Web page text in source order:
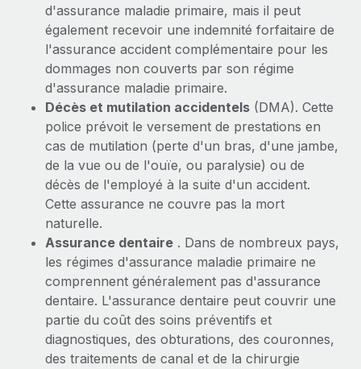
Comment Phiture gère ses 55 employés
répartis dans 19 pays grâce à Remote
Phiture, un leader notable du conseil en matière de
croissance mobile internationale, encourage les...
En savoir plus
d'assurance maladie primaire, mais il peut
également recevoir une indemnité forfaitaire de
l'assurance accident complémentaire pour les
dommages non couverts par son régime
d'assurance maladie primaire.
Décès et mutilation accidentels (DMA). Cette
police prévoit le versement de prestations en
cas de mutilation (perte d'un bras, d'une jambe,
de la vue ou de l'ouïe, ou paralysie) ou de
décès de l'employé à la suite d'un accident.
Cette assurance ne couvre pas la mort
naturelle.
Assurance dentaire . Dans de nombreux pays,
les régimes d'assurance maladie primaire ne
comprennent généralement pas d'assurance
dentaire. L'assurance dentaire peut couvrir une
partie du coût des soins préventifs et
diagnostiques, des obturations, des couronnes,
des traitements de canal et de la chirurgie